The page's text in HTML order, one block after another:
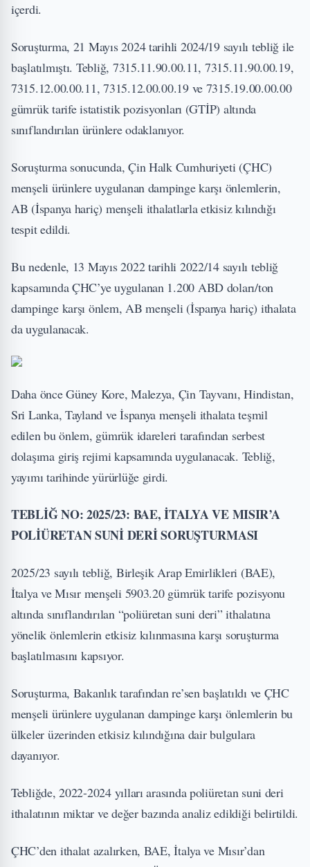
içerdi.
Soruşturma, 21 Mayıs 2024 tarihli 2024/19 sayılı tebliğ ile
başlatılmıştı. Tebliğ, 7315.11.90.00.11, 7315.11.90.00.19,
7315.12.00.00.11, 7315.12.00.00.19 ve 7315.19.00.00.00
gümrük tarife istatistik pozisyonları (GTİP) altında
sınıflandırılan ürünlere odaklanıyor.
Soruşturma sonucunda, Çin Halk Cumhuriyeti (ÇHC)
menşeli ürünlere uygulanan dampinge karşı önlemlerin,
AB (İspanya hariç) menşeli ithalatlarla etkisiz kılındığı
tespit edildi.
Bu nedenle, 13 Mayıs 2022 tarihli 2022/14 sayılı tebliğ
kapsamında ÇHC’ye uygulanan 1.200 ABD doları/ton
dampinge karşı önlem, AB menşeli (İspanya hariç) ithalata
da uygulanacak.
Daha önce Güney Kore, Malezya, Çin Tayvanı, Hindistan,
Sri Lanka, Tayland ve İspanya menşeli ithalata teşmil
edilen bu önlem, gümrük idareleri tarafından serbest
dolaşıma giriş rejimi kapsamında uygulanacak. Tebliğ,
yayımı tarihinde yürürlüğe girdi.
TEBLİĞ NO: 2025/23: BAE, İTALYA VE MISIR’A
POLİÜRETAN SUNİ DERİ SORUŞTURMASI
2025/23 sayılı tebliğ, Birleşik Arap Emirlikleri (BAE),
İtalya ve Mısır menşeli 5903.20 gümrük tarife pozisyonu
altında sınıflandırılan “poliüretan suni deri” ithalatına
yönelik önlemlerin etkisiz kılınmasına karşı soruşturma
başlatılmasını kapsıyor.
Soruşturma, Bakanlık tarafından re’sen başlatıldı ve ÇHC
menşeli ürünlere uygulanan dampinge karşı önlemlerin bu
ülkeler üzerinden etkisiz kılındığına dair bulgulara
dayanıyor.
Tebliğde, 2022-2024 yılları arasında poliüretan suni deri
ithalatının miktar ve değer bazında analiz edildiği belirtildi.
ÇHC’den ithalat azalırken, BAE, İtalya ve Mısır’dan